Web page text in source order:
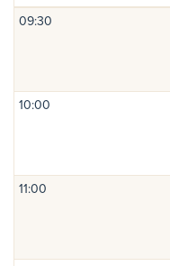
09:30
10:00
11:00